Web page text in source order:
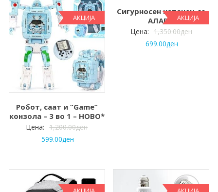
АКЦИЈА
Робот, саат и “Game”
конзола – 3 во 1 – НОВО*
Цена: 1,200.00ден
599.00ден
АКЦИЈА
Сигурносен катанец со
АЛАРМ
Цена: 1,350.00ден
699.00ден